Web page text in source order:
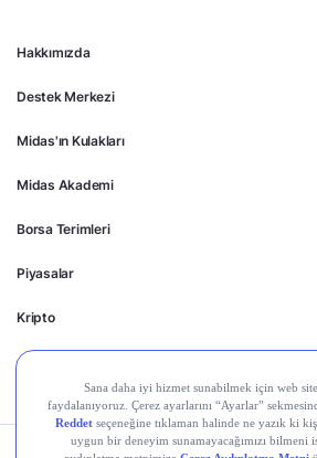
Hakkımızda
Destek Merkezi
Midas'ın Kulakları
Midas Akademi
Borsa Terimleri
Piyasalar
Kripto
Ayrıcalıklar